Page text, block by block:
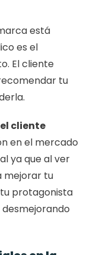
está
es el
El cliente
tu
cliente
en el mercado
ya que al ver
mejorar tu
tu protagonista